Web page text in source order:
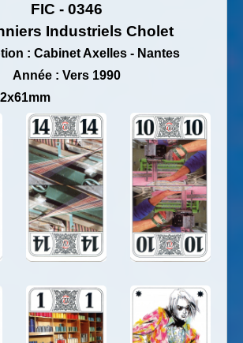
FIC - 0346
Industriels Cholet
: Cabinet Axelles - Nantes
Année : Vers1990